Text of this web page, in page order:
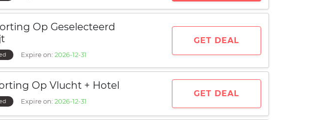
Op Geselecteerd
Expire on: 2026-12-31
GET DEAL
Op Vlucht + Hotel
Expire on: 2026-12-31
GET DEAL